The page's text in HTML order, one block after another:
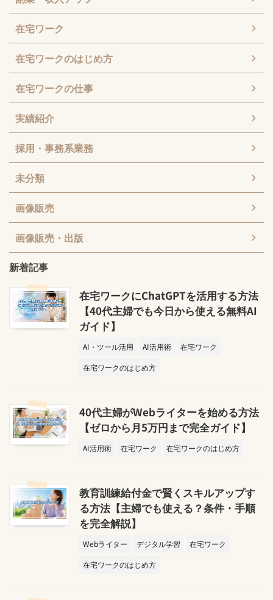
在宅ワーク
在宅ワークのはじめ方
在宅ワークの仕事
実績紹介
採用・事務系業務
未分類
画像販売
画像販売・出版
新着記事
在宅ワークにChatGPTを活用する方法
【40代主婦でも今日から使える無料AI
ガイド】
AI・ツール活用 AI活用術
在宅ワーク
在宅ワークのはじめ方
40代主婦がWebライターを始める方法
【ゼロから月5万円まで完全ガイド】
AI活用術 在宅ワーク 在宅ワークのはじめ方
教育訓練給付金で賢くスキルアップす
る方法【主婦でも使える？条件・手順
を完全解説】
Webライター デジタル学習
在宅ワーク
在宅ワークのはじめ方